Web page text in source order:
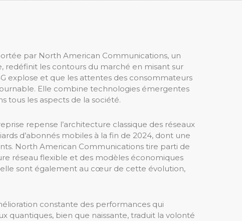
par North American Communications, un
redéfinit les contours du marché en misant sur
explose et que les attentes des consommateurs
Elle combine technologies émergentes
tous les aspects de la société.
repense l’architecture classique des réseaux
d’abonnés mobiles à la fin de 2024, dont une
North American Communications tire parti de
réseau flexible et des modèles économiques
sont également au cœur de cette évolution,
constante des performances qui
quantiques, bien que naissante, traduit la volonté